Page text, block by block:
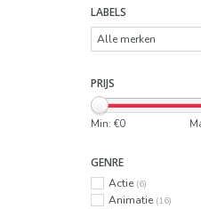
LABELS
PRIJS
Min: €0
GENRE
Actie (6)
Animatie (16)